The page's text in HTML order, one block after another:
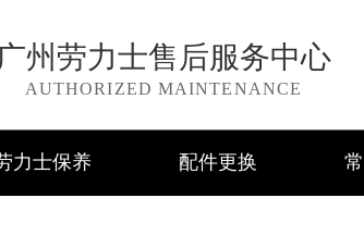
广州劳力士售后服务中心
AUTHORIZED MAINTENANCE
力士保养 配件更换